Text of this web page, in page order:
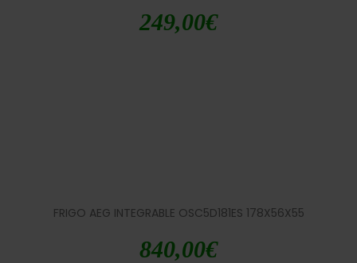
249,00€
FRIGO AEG INTEGRABLE OSC5D181ES 178X56X55
840,00€